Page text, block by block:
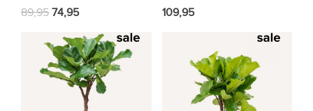
89,9574,95 109,95